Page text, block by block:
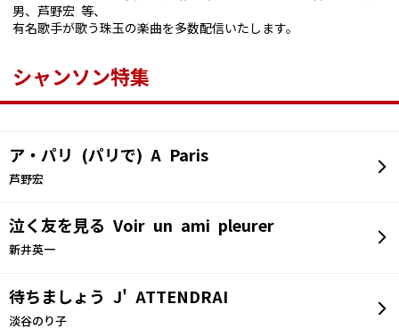
男、芦野宏 等、
有名歌手が歌う珠玉の楽曲を多数配信いたします。
シャンソン特集
ア・パリ (パリで) A Paris
芦野宏
泣く友を見る Voir un ami pleurer
新井英一
待ちましょう J' ATTENDRAI
淡谷のり子